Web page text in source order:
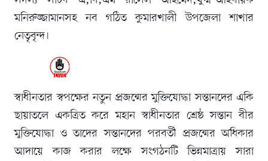
মনিরুজ্জামানসহ নব গঠিত কুমারখালী উপজেলা শাখার
নেতৃবৃন্দ।
স্বাধীনতার স্বপক্ষের নতুন প্রজন্মের মুক্তিযোদ্ধা সন্তানদের একি
ছায়াতলে একত্রিত করে মহান স্বাধীনতার শ্রেষ্ঠ সন্তান বীর
মুক্তিযোদ্ধা ও তাদের সন্তানদের পরবর্তী প্রজন্মের অধিকার
আদায়ে কাজ করার লক্ষে সংগঠনটি ভিন্নমাত্রায় সারা